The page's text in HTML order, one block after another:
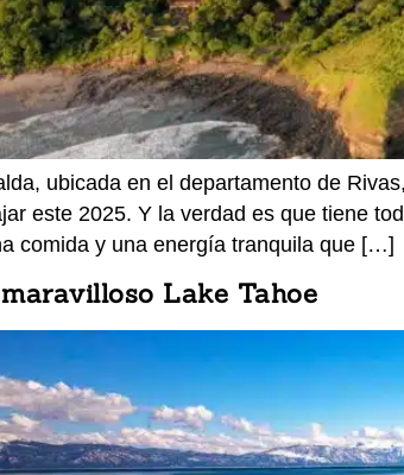
ubicada en el departamento de
este 2025. Y la verdad es que tiene
comida y una energía tranquila que […]
Lake Tahoe